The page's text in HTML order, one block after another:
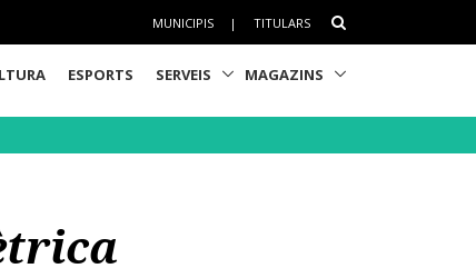
MUNICIPIS | TITULARS
ESPORTS SERVEIS MAGAZINS